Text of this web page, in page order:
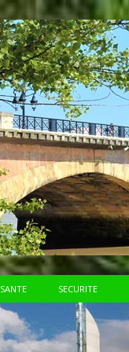
SANTE SECURITE